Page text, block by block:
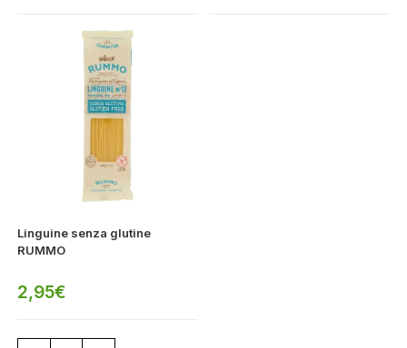
Linguine senza glutine
RUMMO
2,95€